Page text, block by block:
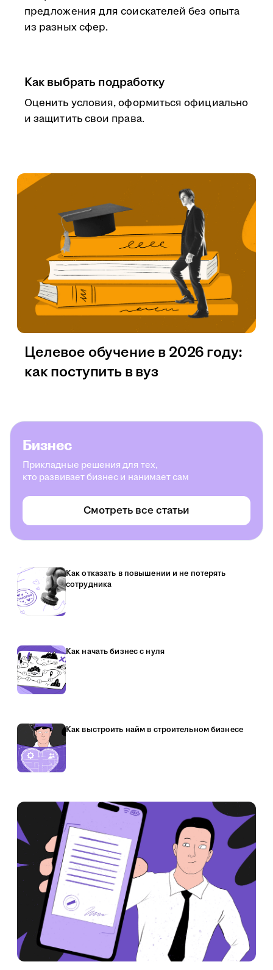
предложения для соискателей без опыта
из разных сфер.
Как выбрать подработку
Оценить условия, оформиться официально
и защитить свои права.
Целевое обучение в 2026 году:
как поступить в вуз
Бизнес
Прикладные решения для тех,
кто развивает бизнес и нанимает сам
Смотреть все статьи
Как отказать в повышении и не потерять
сотрудника
Как начать бизнес с нуля
Как выстроить найм в строительном бизнесе